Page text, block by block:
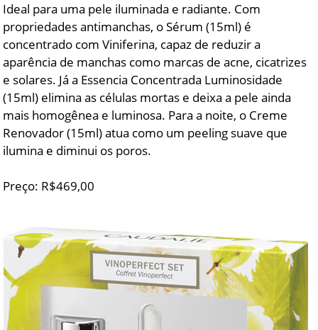
Ideal para uma pele iluminada e radiante. Com
propriedades antimanchas, o Sérum (15ml) é
concentrado com Viniferina, capaz de reduzir a
aparência de manchas como marcas de acne, cicatrizes
e solares. Já a Essencia Concentrada Luminosidade
(15ml) elimina as células mortas e deixa a pele ainda
mais homogênea e luminosa. Para a noite, o Creme
Renovador (15ml) atua como um peeling suave que
ilumina e diminui os poros.
Preço: R$469,00